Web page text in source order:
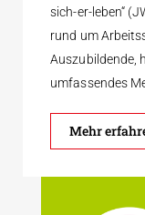
sich-er-leben“
rund um
Auszubildende,
umfassendes
Mehr